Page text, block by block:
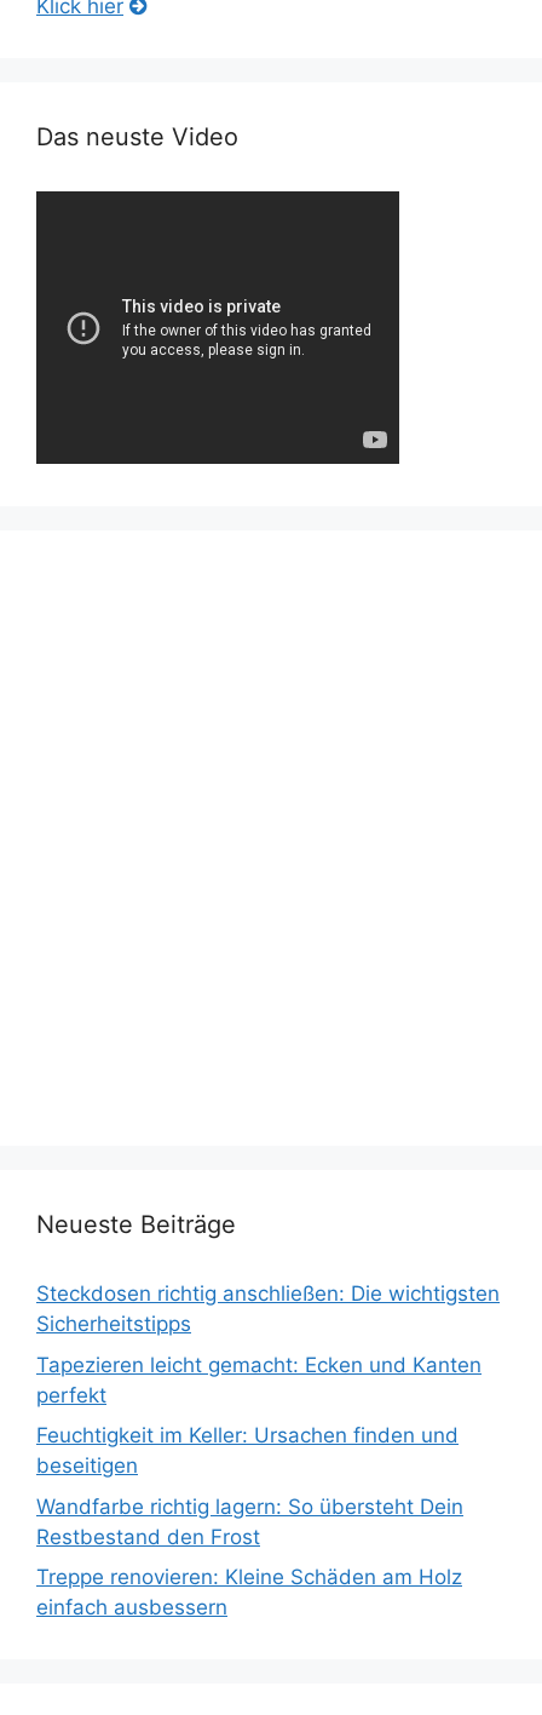
Klick hier
Das neuste Video
Neueste Beiträge
Steckdosen richtig anschließen: Die wichtigsten
Sicherheitstipps
Tapezieren leicht gemacht: Ecken und Kanten
perfekt
Feuchtigkeit im Keller: Ursachen finden und
beseitigen
Wandfarbe richtig lagern: So übersteht Dein
Restbestand den Frost
Treppe renovieren: Kleine Schäden am Holz
einfach ausbessern